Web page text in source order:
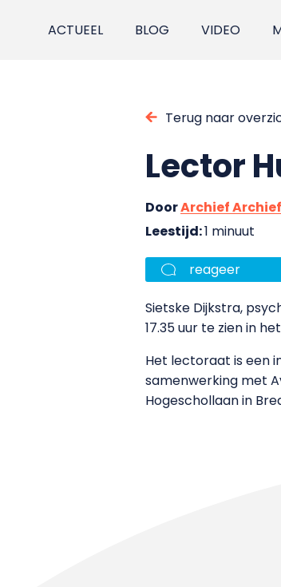
ACTUEEL BLOG VIDEO
Terug naar
Lector
DoorArchief Archief
Leestijd:1 minuut
reageer
Sietske Dijkstra,
17.35 uur te zien in
Het lectoraat is een
samenwerking met
Hogeschollaan in